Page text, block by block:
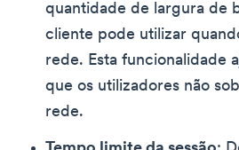
quantidade de largura de
cliente pode utilizar
rede. Esta funcionalidade
que os utilizadores não
rede.